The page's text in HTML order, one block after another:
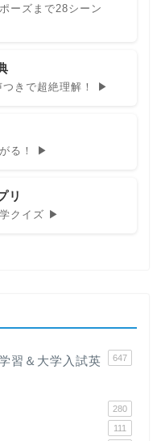
ーズまで28シーン
きで超絶理解！ ▶
る！ ▶
リ
学クイズ ▶
習＆大学入試英
647
280
111